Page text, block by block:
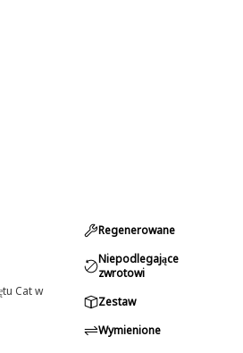
Cat w
Regenerowane
Niepodlegające
zwrotowi
Zestaw
Wymienione